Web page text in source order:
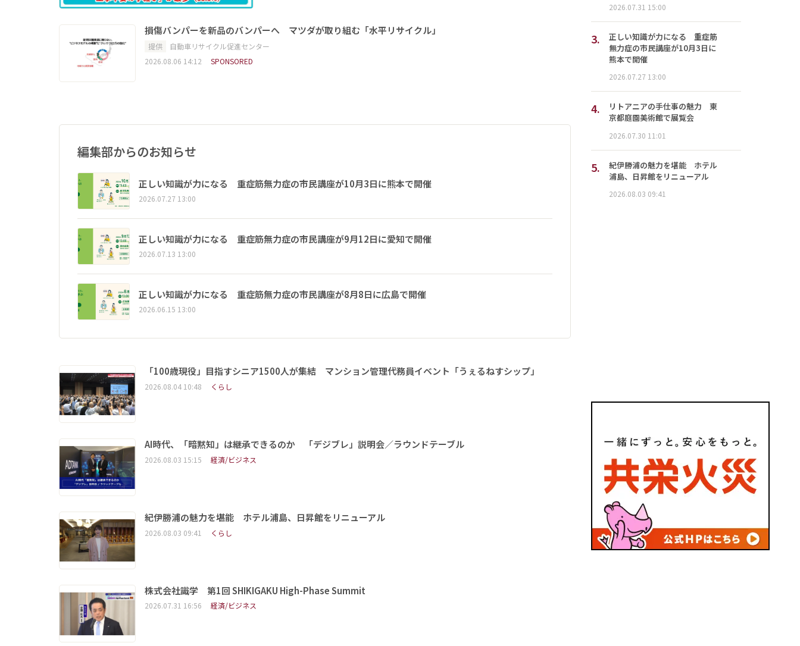
損傷バンパーを新品のバンパーへ マツダが取り組む「水平リサイクル」
提供
自動車リサイクル促進センター
2026.08.06 14:12
SPONSORED
編集部からのお知らせ
正しい知識が力になる 重症筋無力症の市民講座が10月3日に熊本で開催
2026.07.27 13:00
正しい知識が力になる 重症筋無力症の市民講座が9月12日に愛知で開催
2026.07.13 13:00
正しい知識が力になる 重症筋無力症の市民講座が8月8日に広島で開催
2026.06.15 13:00
「100歳現役」目指すシニア1500人が集結 マンション管理代務員イベント「うぇるねすシップ」
2026.08.04 10:48 くらし
AI時代、「暗黙知」は継承できるのか 「デジブレ」説明会／ラウンドテーブル
2026.08.03 15:15 経済/ビジネス
紀伊勝浦の魅力を堪能 ホテル浦島、日昇館をリニューアル
2026.08.03 09:41 くらし
株式会社識学 第1回 SHIKIGAKU High-Phase Summit
2026.07.31 16:56 経済/ビジネス
2026.07.31 15:00
3.
正しい知識が力になる 重症筋
無力症の市民講座が10月3日に
熊本で開催
2026.07.27 13:00
4.
リトアニアの手仕事の魅力 東
京都庭園美術館で展覧会
2026.07.30 11:01
5.
紀伊勝浦の魅力を堪能 ホテル
浦島、日昇館をリニューアル
2026.08.03 09:41